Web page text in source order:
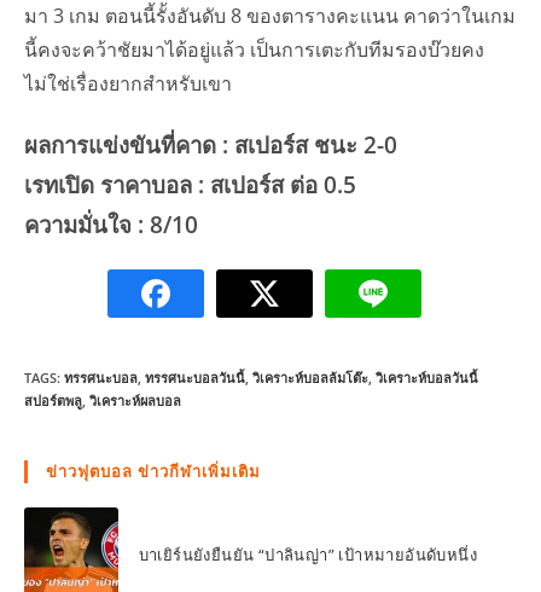
มา 3 เกม ตอนนี้รั้งอันดับ 8 ของตารางคะแนน คาดว่าในเกม
นี้คงจะคว้าชัยมาได้อยู่แล้ว เป็นการเตะกับทีมรองบ๊วยคง
ไม่ใช่เรื่องยากสำหรับเขา
ผลการแข่งขันที่คาด : สเปอร์ส ชนะ 2-0
เรทเปิด ราคาบอล : สเปอร์ส ต่อ 0.5
ความมั่นใจ : 8/10
TAGS: ทรรศนะบอล ทรรศนะบอลวันนี้ วิเคราะห์บอลล้มโต๊ะ วิเคราะห์บอลวันนี้
สปอร์ตพลู วิเคราะห์ผลบอล
ข่าวฟุตบอล ข่าวกีฬาเพิ่มเติม
บาเยิร์นยังยืนยัน “ปาลินญ่า” เป้าหมายอันดับหนึ่ง